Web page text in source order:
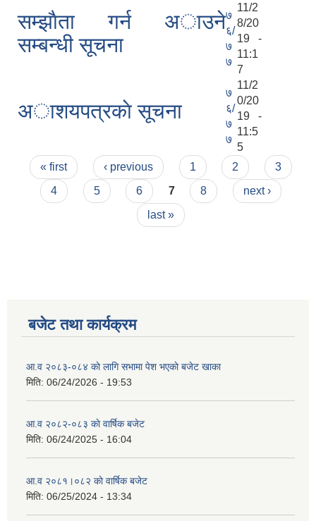
सम्झाैता गर्न अाउने
सम्बन्धी सूचना
७
६/
७
७
11/2
8/20
19 -
11:1
7
अाशयपत्रकाे सूचना
७
६/
७
७
11/2
0/20
19 -
11:5
5
Pages
« first ‹ previous 1 2
3
4
5 6 7 8
next ›
last »
बजेट तथा कार्यक्रम
आ.व २०८३-०८४ काे लागि सभामा पेश भएकाे बजेट खाका
मिति: 06/24/2026 - 19:53
आ.व २०८२-०८३ काे वार्षिक बजेट
मिति: 06/24/2025 - 16:04
आ.व २०८१।०८२ काे वार्षिक बजेट
मिति: 06/25/2024 - 13:34